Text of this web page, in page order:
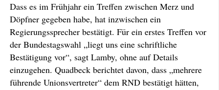
Dass es im Frühjahr ein Treffen zwischen Merz und
Döpfner gegeben habe, hat inzwischen ein
Regierungssprecher bestätigt. Für ein erstes Treffen vor
der Bundestagswahl „liegt uns eine schriftliche
Bestätigung vor“, sagt Lamby, ohne auf Details
einzugehen. Quadbeck berichtet davon, dass „mehrere
führende Unionsvertreter“ dem RND bestätigt hätten,